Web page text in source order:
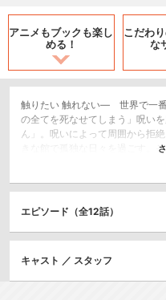
アニメもブックも楽し
める！
こだわ
な
触りたい 触れない― 世界で一
の全てを死なせてしまう」呪い
ん」。呪いによって周囲から拒
きな館で孤独な日々を過ごす。
ス」。しかしそのアリスの存在
距離感で誘惑してくるアリスと
ことすら許されない坊ちゃん。
シリーズ／関連のアニメ作品
エピソード（全12話）
キャスト ／ スタッフ